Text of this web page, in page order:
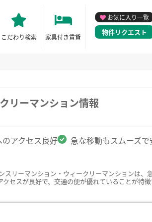
こだわり検索 家具付き賃貸
お気に入り一覧
物件リクエスト
リーマンション情報
アクセス良好 急な移動もスムーズで
リーマンション・ウィークリーマンションは、
セスが良好で、交通の便が優れていることが特